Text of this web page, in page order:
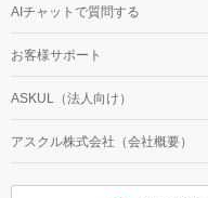
AIチャットで質問する
お客様サポート
ASKUL（法人向け）
アスクル株式会社（会社概要）